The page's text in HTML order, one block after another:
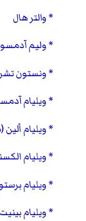
والتر هال
وليم
ونستون
ويليام
ويليام
ويليام
ويليام
ويليام